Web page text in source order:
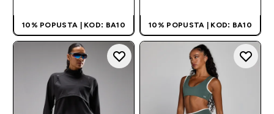
10% POPUSTA | KOD: BA10 10% POPUSTA | KOD: BA10